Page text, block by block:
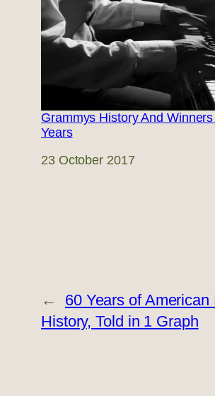
Grammys History And
Years
Date
23 October 2017
←
60 Years of
History, Told in 1 Graph